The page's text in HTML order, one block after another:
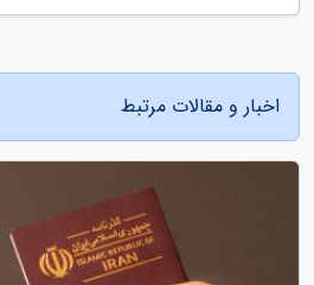
اخبار و مقالات مرتبط